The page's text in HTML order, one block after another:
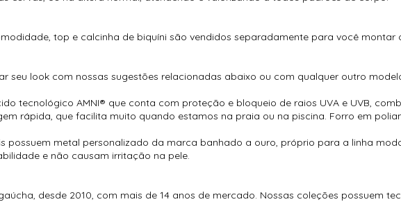
top e calcinha de biquíni são vendidos separadamente para você
seu look com nossas sugestões relacionadas abaixo ou com qualquer outro
tecnológico AMNI® que conta com proteção e bloqueio de raios UVA e UVB,
rápida, que facilita muito quando estamos na praia ou na piscina. Forro em
possuem metal personalizado da marca banhado a ouro, próprio para a linha
e não causam irritação na pele.
desde 2010, com mais de 14 anos de mercado. Nossas coleções possuem